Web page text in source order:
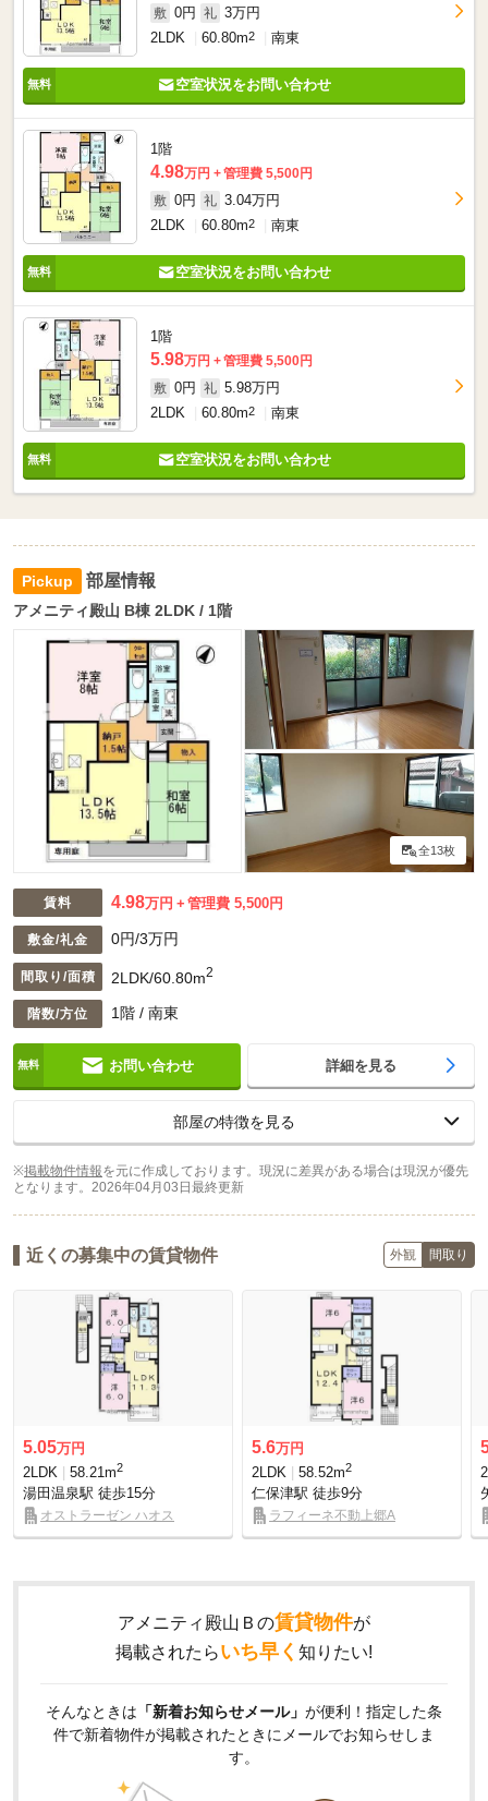
敷 0円 礼 3万円
2LDK
60.80m2 南東
空室状況をお問い合わせ
1階
4.98万円
管理費 5,500円
敷 0円 礼 3.04万円
2LDK
60.80m2 南東
空室状況をお問い合わせ
1階
5.98万円
管理費 5,500円
敷 0円 礼 5.98万円
2LDK
60.80m2 南東
空室状況をお問い合わせ
部屋情報
アメニティ殿山 B棟 2LDK / 1階
全13枚
賃料 4.98万円 管理費 5,500円
敷金/礼金 0円/3万円
間取り/面積 2LDK/60.80m2
階数/方位 1階 / 南東
お問い合わせ 詳細を見る
部屋の特徴を見る
※掲載物件情報を元に作成しております。現況に差異がある場合は現況が優先
となります。 2026年04月03日最終更新
近くの募集中の賃貸物件 外観 間取り
5.05万円
2LDK
58.21m2
湯田温泉駅 徒歩15分
オストラーゼン ハオス
5.6万円
2LDK
58.52m2
仁保津駅 徒歩9分
ラフィーネ不動上郷A
アメニティ殿山Ｂの賃貸物件が
掲載されたらいち早く 知りたい!
そんなときは 「新着お知らせメール」 が便利！指定した条
件で新着物件が掲載されたときにメールでお知らせしま
す。